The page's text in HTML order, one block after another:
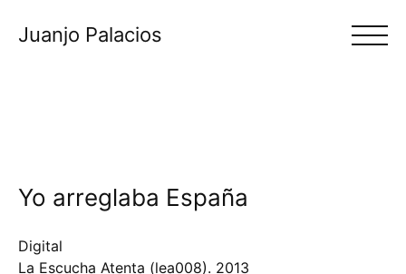
Juanjo Palacios
Yo arreglaba España
Digital
La Escucha Atenta (lea008). 2013